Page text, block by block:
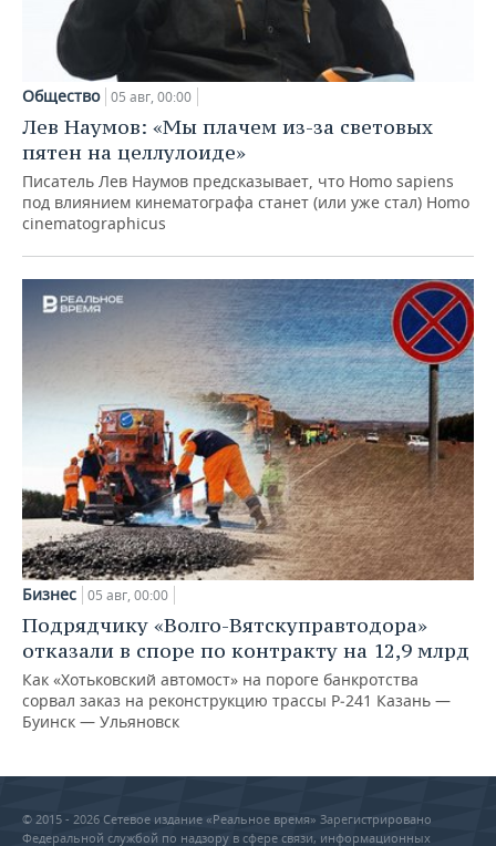
Общество 05 авг, 00:00
Лев Наумов: «Мы плачем из-за световых
пятен на целлулоиде»
Писатель Лев Наумов предсказывает, что Homo sapiens
под влиянием кинематографа станет (или уже стал) Homo
cinematographicus
Бизнес 05 авг, 00:00
Подрядчику «Волго-Вятскуправтодора»
отказали в споре по контракту на 12,9 млрд
Как «Хотьковский автомост» на пороге банкротства
сорвал заказ на реконструкцию трассы Р‑241 Казань —
Буинск — Ульяновск
© 2015 - 2026 Сетевое издание «Реальное время» Зарегистрировано
Федеральной службой по надзору в сфере связи, информационных